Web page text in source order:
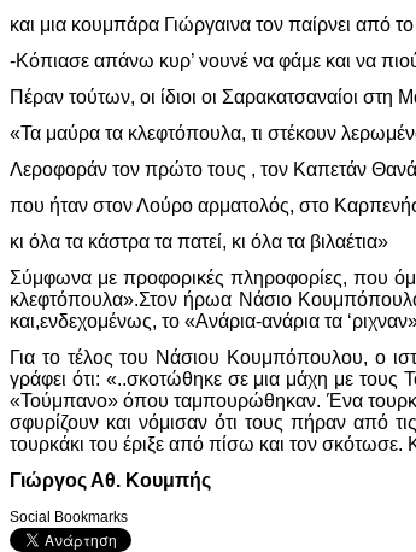
και μια κουμπάρα Γιώργαινα τον παίρνει από το
-Κόπιασε απάνω κυρ’ νουνέ να φάμε και να
Πέραν τούτων, οι ίδιοι οι Σαρακατσαναίοι
«Τα μαύρα τα κλεφτόπουλα, τι στέκουν
Λεροφοράν τον πρώτο τους , τον Καπετάν
που ήταν στον Λούρο αρματολός, στο
κι όλα τα κάστρα τα πατεί, κι όλα τα βιλαέτια»
Σύμφωνα με προφορικές πληροφορίες, που
κλεφτόπουλα».Στον ήρωα Νάσιο
και,ενδεχομένως, το «Ανάρια-ανάρια τα
Για το τέλος του Νάσιου Κουμπόπουλου, ο
γράφει ότι: «..σκοτώθηκε σε μια μάχη με
«Τούμπανο» όπου ταμπουρώθηκαν. Ένα
σφυρίζουν και νόμισαν ότι τους πήραν από
τουρκάκι του έριξε από πίσω και τον σκότωσε.
Γιώργος Αθ. Κουμπής
Social Bookmarks